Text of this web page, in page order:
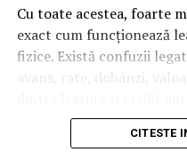
Și mai e ceva ce se uită
linkuri aproape de la
newsletter, altcineva îl
partener îl trimite în
tău, iar autoritatea e
Cu toate acestea, foarte
exact cum funcționează
fizice. Există confuzii
avans, rate, dobânzi,
semnezi orice contract,
mecanismul acestui tip
CITESTE